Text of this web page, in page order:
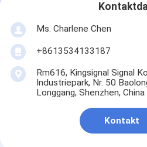
Ms. Charlene Chen
+8613534133187
Rm616, Kingsignal Signal
Industriepark, Nr. 50
Longgang, Shenzhen, China
Kontakt